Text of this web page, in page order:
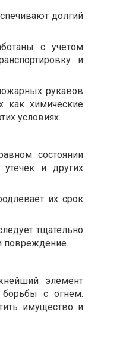
долгий
с учетом
и
рукавов
как химические
условиях.
состоянии
и других
их срок
тщательно
повреждение.
элемент
борьбы с огнем.
имущество и